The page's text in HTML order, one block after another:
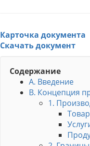
Карточка документа
Скачать документ
Содержание
A. Введение
В. Концепция
1.